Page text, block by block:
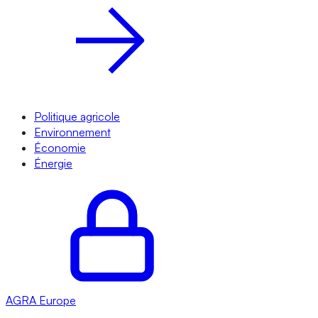
Politique agricole
Environnement
Économie
Énergie
AGRA Europe